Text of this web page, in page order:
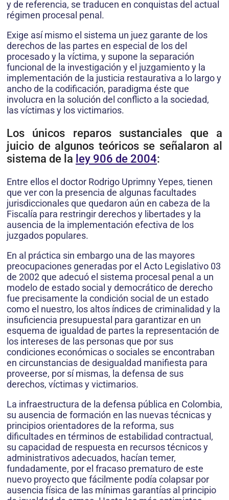
y de referencia, se traducen en conquistas del actual
régimen procesal penal.
Exige así mismo el sistema un juez garante de los
derechos de las partes en especial de los del
procesado y la víctima, y supone la separación
funcional de la investigación y el juzgamiento y la
implementación de la justicia restaurativa a lo largo y
ancho de la codificación, paradigma éste que
involucra en la solución del conflicto a la sociedad,
las víctimas y los victimarios.
Los únicos reparos sustanciales que a
juicio de algunos teóricos se señalaron al
sistema de la ley 906 de 2004:
Entre ellos el doctor Rodrigo Uprimny Yepes, tienen
que ver con la presencia de algunas facultades
jurisdiccionales que quedaron aún en cabeza de la
Fiscalía para restringir derechos y libertades y la
ausencia de la implementación efectiva de los
juzgados populares.
En al práctica sin embargo una de las mayores
preocupaciones generadas por el Acto Legislativo 03
de 2002 que adecuó el sistema procesal penal a un
modelo de estado social y democrático de derecho
fue precisamente la condición social de un estado
como el nuestro, los altos índices de criminalidad y la
insuficiencia presupuestal para garantizar en un
esquema de igualdad de partes la representación de
los intereses de las personas que por sus
condiciones económicas o sociales se encontraban
en circunstancias de desigualdad manifiesta para
proveerse, por sí mismas, la defensa de sus
derechos, víctimas y victimarios.
La infraestructura de la defensa pública en Colombia,
su ausencia de formación en las nuevas técnicas y
principios orientadores de la reforma, sus
dificultades en términos de estabilidad contractual,
su capacidad de respuesta en recursos técnicos y
administrativos adecuados, hacían temer,
fundadamente, por el fracaso prematuro de este
nuevo proyecto que fácilmente podía colapsar por
ausencia física de las mínimas garantías al principio